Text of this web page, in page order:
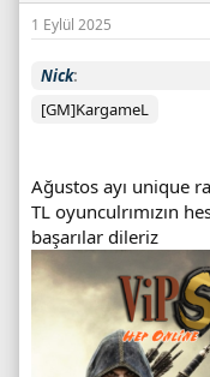
1 Eylül 2025
Nick
[GM]KargameL
Ağustos ayı unique
TL oyunculrımızın
başarılar dileriz